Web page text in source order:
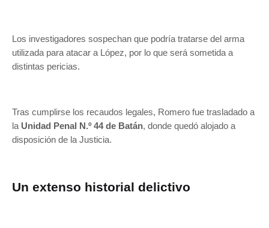
Los investigadores sospechan que podría tratarse del arma
utilizada para atacar a López, por lo que será sometida a
distintas pericias.
Tras cumplirse los recaudos legales, Romero fue trasladado a
la Unidad Penal N.º 44 de Batán, donde quedó alojado a
disposición de la Justicia.
Un extenso historial delictivo